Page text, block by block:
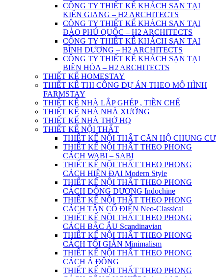
CÔNG TY THIẾT KẾ KHÁCH SẠN TẠI
KIÊN GIANG – H2 ARCHITECTS
CÔNG TY THIẾT KẾ KHÁCH SẠN TẠI
ĐẢO PHÚ QUỐC – H2 ARCHITECTS
CÔNG TY THIẾT KẾ KHÁCH SẠN TẠI
BÌNH DƯƠNG – H2 ARCHITECTS
CÔNG TY THIẾT KẾ KHÁCH SẠN TẠI
BIÊN HÒA – H2 ARCHITECTS
THIẾT KẾ HOMESTAY
THIẾT KẾ THI CÔNG DỰ ÁN THEO MÔ HÌNH
FARMSTAY
THIẾT KẾ NHÀ LẮP GHÉP , TIỀN CHẾ
THIẾT KẾ NHÀ NHÀ XƯỞNG
THIẾT KẾ NHÀ THỜ HỌ
THIẾT KẾ NỘI THẤT
THIẾT KẾ NỘI THẤT CĂN HỘ CHUNG CƯ
THIẾT KẾ NỘI THẤT THEO PHONG
CÁCH WABI – SABI
THIẾT KẾ NỘI THẤT THEO PHONG
CÁCH HIỆN ĐẠI Modern Style
THIẾT KẾ NỘI THẤT THEO PHONG
CÁCH ĐÔNG DƯƠNG Indochine
THIẾT KẾ NỘI THẤT THEO PHONG
CÁCH TÂN CỔ ĐIỂN Neo-Classical
THIẾT KẾ NỘI THẤT THEO PHONG
CÁCH BẮC ÂU Scandinavian
THIẾT KẾ NỘI THẤT THEO PHONG
CÁCH TỐI GIẢN Minimalism
THIẾT KẾ NỘI THẤT THEO PHONG
CÁCH Á ĐÔNG
THIẾT KẾ NỘI THẤT THEO PHONG